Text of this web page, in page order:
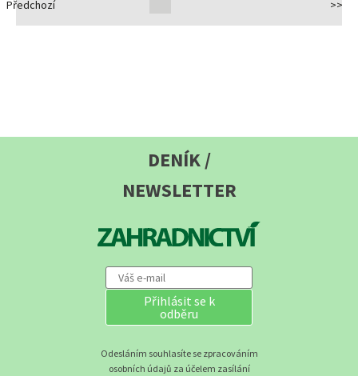
Předchozí >>
DENÍK /
NEWSLETTER
Přihlásit se k
odběru
Odesláním souhlasíte se zpracováním
osobních údajů za účelem zasílání